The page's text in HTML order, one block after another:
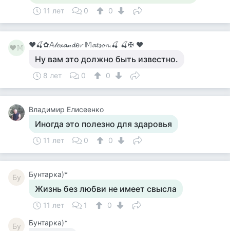
11 лет 0 0
♥𝕄 ♥🍒✿𝔸𝓁𝓮𝔁𝓪𝓃𝓭е𝓻 𝕄𝓪𝓽𝓼𝓸𝓷.🍒 🍒✠ ♥
Ну вам это должно быть известно.
8 лет 0 0
Владимир Елисеенко
Иногда это полезно для здаровья
11 лет 0 0
Бу Бунтарка)*
Жизнь без любви не имеет свысла
11 лет 1 0
Бу Бунтарка)*